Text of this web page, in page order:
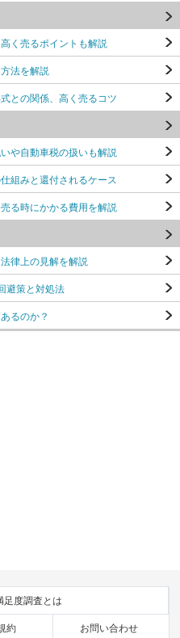
く売るポイントも解説
法を解説
との関係、高く売るコツ
や自動車税の扱いも解説
組みと還付されるケース
る時にかかる費用を解説
律上の見解を解説
避策と対処法
るのか？
足度調査とは
約 お問い合わせ